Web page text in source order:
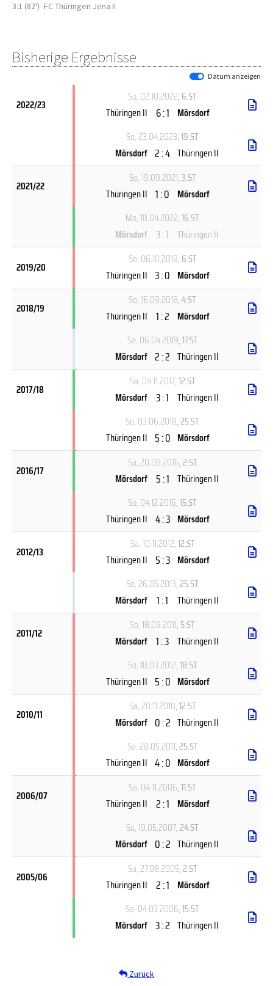
3:1 (82') FC Thüringen Jena II
Bisherige Ergebnisse
Datum anzeigen
2022/23
So, 02.10.2022, 6.ST
Thüringen II
6 : 1 Mörsdorf
So, 23.04.2023, 19.ST
Mörsdorf 2 : 4 Thüringen II
2021/22
So, 19.09.2021, 3.ST
Thüringen II 1 : 0 Mörsdorf
Mo, 18.04.2022, 16.ST
Mörsdorf 3 : 1 Thüringen II
2019/20
So, 06.10.2019, 6.ST
Thüringen II 3 : 0 Mörsdorf
2018/19
So, 16.09.2018, 4.ST
Thüringen II 1 : 2 Mörsdorf
Sa, 06.04.2019, 17.ST
Mörsdorf 2 : 2 Thüringen II
2017/18
Sa, 04.11.2017, 12.ST
Mörsdorf 3 : 1 Thüringen II
So, 03.06.2018, 25.ST
Thüringen II 5 : 0 Mörsdorf
2016/17
Sa, 20.08.2016, 2.ST
Mörsdorf 5 : 1 Thüringen II
So, 04.12.2016, 15.ST
Thüringen II 4 : 3 Mörsdorf
2012/13
Sa, 10.11.2012, 12.ST
Thüringen II 5 : 3 Mörsdorf
So, 26.05.2013, 25.ST
Mörsdorf 1 : 1 Thüringen II
2011/12
So, 18.09.2011, 5.ST
Mörsdorf 1 : 3 Thüringen II
So, 18.03.2012, 18.ST
Thüringen II 5 : 0 Mörsdorf
2010/11
Sa, 20.11.2010, 12.ST
Mörsdorf 0 : 2 Thüringen II
Sa, 28.05.2011, 25.ST
Thüringen II 4 : 0 Mörsdorf
2006/07
Sa, 04.11.2006, 11.ST
Thüringen II 2 : 1 Mörsdorf
Sa, 19.05.2007, 24.ST
Mörsdorf 0 : 2 Thüringen II
2005/06
Sa, 27.08.2005, 2.ST
Thüringen II 2 : 1 Mörsdorf
Sa, 04.03.2006, 15.ST
Mörsdorf 3 : 2 Thüringen II
Zurück